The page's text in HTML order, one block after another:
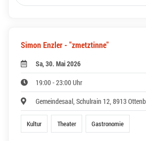
Simon Enzler - "zmetztinne"
Sa, 30. Mai 2026
19:00 - 23:00 Uhr
Gemeindesaal, Schulrain 12, 8913
Kultur Theater Gastronomie